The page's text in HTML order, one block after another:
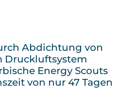
Abdichtung von
Druckluftsystem
Energy Scouts
von nur 47 Tagen